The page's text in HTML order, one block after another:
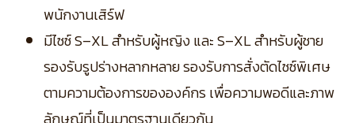
พนักงานเสิร์ฟ
มีไซซ์ S–XL สำหรับผู้หญิง และ S–XL สำหรับผู้ชาย
รองรับรูปร่างหลากหลายรองรับการสั่งตัดไซซ์พิเศษ
ตามความต้องการขององค์กร เพื่อความพอดีและภาพ
ลักษณ์ที่เป็นมาตรฐานเดียวกัน